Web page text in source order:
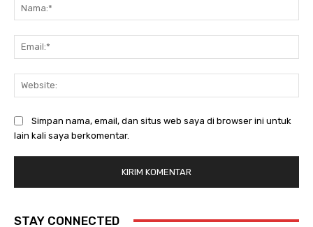
Simpan nama, email, dan situs web saya di browser ini untuk
lain kali saya berkomentar.
STAY CONNECTED